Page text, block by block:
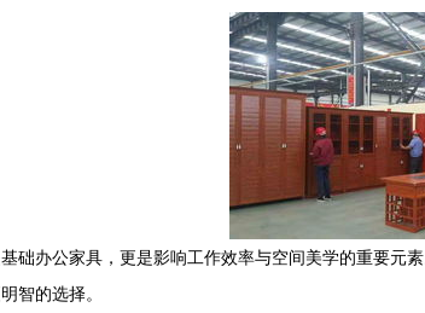
础办公家具，更是影响工作效率与空间美学的重要
智的选择。